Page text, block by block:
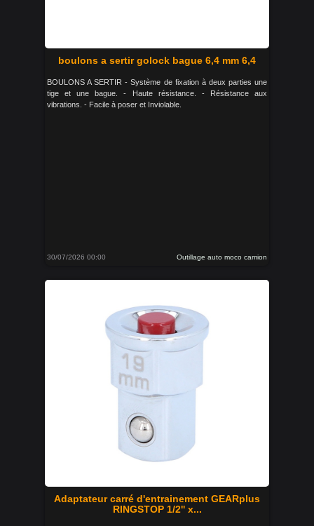
boulons a sertir golock bague 6,4 mm 6,4
BOULONS A SERTIR - Système de fixation à deux parties une
tige et une bague. - Haute résistance. - Résistance aux
vibrations. - Facile à poser et Inviolable.
30/07/2026 00:00 Outillage auto moco camion
Adaptateur carré d'entrainement GEARplus
RINGSTOP 1/2'' x...